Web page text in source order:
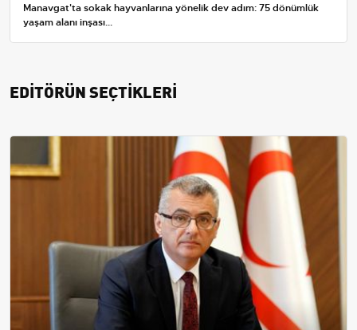
Manavgat'ta sokak hayvanlarına yönelik dev adım: 75 dönümlük
yaşam alanı inşası...
EDİTÖRÜN SEÇTİKLERİ